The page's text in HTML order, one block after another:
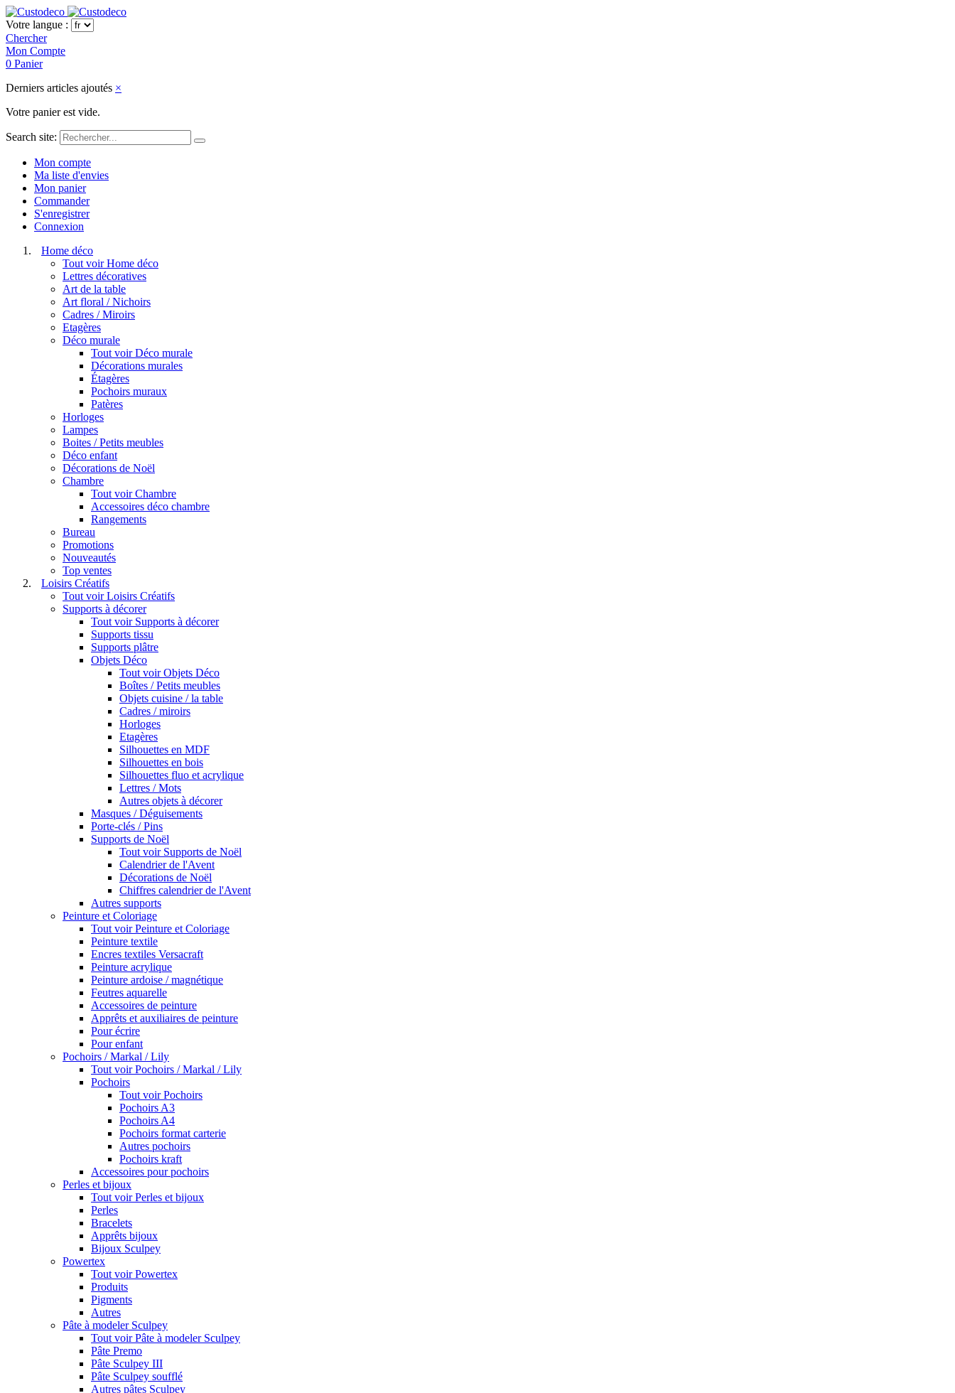
Votre langue :
Chercher
Mon Compte
0 Panier
Derniers articles ajoutés ×
Votre panier est vide.
Search site:
Mon compte
Ma liste d'envies
Mon panier
Commander
S'enregistrer
Connexion
Home déco
Tout voir Home déco
Lettres décoratives
Art de la table
Art floral / Nichoirs
Cadres / Miroirs
Etagères
Déco murale
Tout voir Déco murale
Décorations murales
Étagères
Pochoirs muraux
Patères
Horloges
Lampes
Boites / Petits meubles
Déco enfant
Décorations de Noël
Chambre
Tout voir Chambre
Accessoires déco chambre
Rangements
Bureau
Promotions
Nouveautés
Top ventes
Loisirs Créatifs
Tout voir Loisirs Créatifs
Supports à décorer
Tout voir Supports à décorer
Supports tissu
Supports plâtre
Objets Déco
Tout voir Objets Déco
Boîtes / Petits meubles
Objets cuisine / la table
Cadres / miroirs
Horloges
Etagères
Silhouettes en MDF
Silhouettes en bois
Silhouettes fluo et acrylique
Lettres / Mots
Autres objets à décorer
Masques / Déguisements
Porte-clés / Pins
Supports de Noël
Tout voir Supports de Noël
Calendrier de l'Avent
Décorations de Noël
Chiffres calendrier de l'Avent
Autres supports
Peinture et Coloriage
Tout voir Peinture et Coloriage
Peinture textile
Encres textiles Versacraft
Peinture acrylique
Peinture ardoise / magnétique
Feutres aquarelle
Accessoires de peinture
Apprêts et auxiliaires de peinture
Pour écrire
Pour enfant
Pochoirs / Markal / Lily
Tout voir Pochoirs / Markal / Lily
Pochoirs
Tout voir Pochoirs
Pochoirs A3
Pochoirs A4
Pochoirs format carterie
Autres pochoirs
Pochoirs kraft
Accessoires pour pochoirs
Perles et bijoux
Tout voir Perles et bijoux
Perles
Bracelets
Apprêts bijoux
Bijoux Sculpey
Powertex
Tout voir Powertex
Produits
Pigments
Autres
Pâte à modeler Sculpey
Tout voir Pâte à modeler Sculpey
Pâte Premo
Pâte Sculpey III
Pâte Sculpey soufflé
Autres pâtes Sculpey